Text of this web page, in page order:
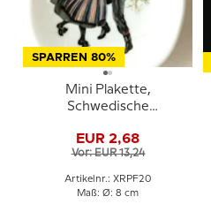
SPARREN 80%
Mini Plakette,
Schwedische
Västerbotten
EUR 2,68
Vor: EUR 13,24
Artikelnr.: XRPF20
Maß: Ø: 8 cm